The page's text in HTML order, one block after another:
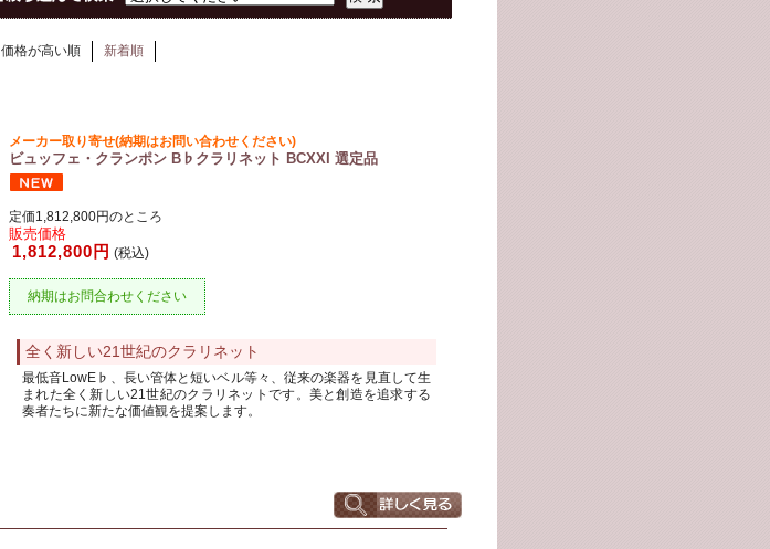
価格が高い順 新着順
メーカー取り寄せ(納期はお問い合わせください)
ビュッフェ・クランポン B♭クラリネット BCXXI 選定品
定価1,812,800円のところ
販売価格
1,812,800円 (税込)
納期はお問合わせください
全く新しい21世紀のクラリネット
最低音LowE♭、長い管体と短いベル等々、従来の楽器を見直して生
まれた全く新しい21世紀のクラリネットです。美と創造を追求する
奏者たちに新たな価値観を提案します。